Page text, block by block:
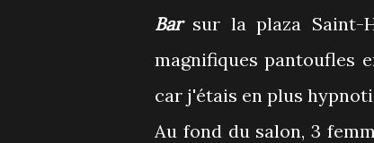
Barsur la plaza Saint-
magnifiques pantoufles
car j'étais en plus
Au fond du salon, 3